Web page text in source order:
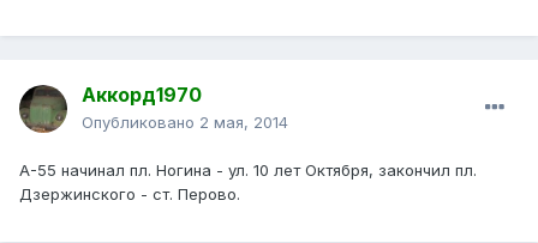
Аккорд1970
Опубликовано 2 мая, 2014
А-55 начинал пл. Ногина - ул. 10 лет Октября, закончил пл.
Дзержинского - ст. Перово.